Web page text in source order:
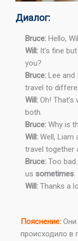
Диалог:
Bruce: Hello,
Will: It’s fine
you?
Bruce:Lee and I
travel to
Will:Oh!
both.
Bruce: Why is
Will: Well, Liam
travel together
Bruce: Too
us sometimes.
Will: Thanks a
Пояснение: Они
происходило в